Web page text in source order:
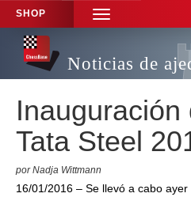
SHOP
TOGGLE
NAVIGATION
Noticias de
Inauguración
Tata Steel
por Nadja Wittmann
16/01/2016 – Se llevó a cabo